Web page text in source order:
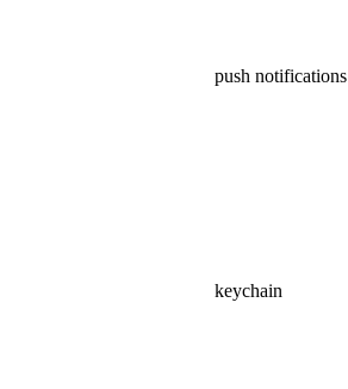
push notifications
keychain